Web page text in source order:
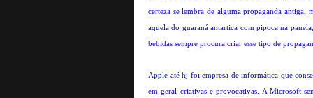
certeza se lembra de alguma propaganda antiga,
aquela do guaraná antartica com pipoca na
bebidas sempre procura criar esse tipo de
Apple até hj foi empresa de informática que
em geral criativas e provocativas. A Microsoft